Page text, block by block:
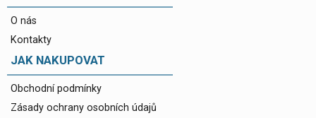
O nás
Kontakty
JAK NAKUPOVAT
Obchodní podmínky
Zásady ochrany osobních údajů